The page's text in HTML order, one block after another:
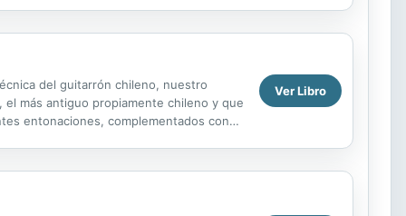
del guitarrón chileno, nuestro
más antiguo propiamente chileno y que
entonaciones, complementados con
Ver Libro